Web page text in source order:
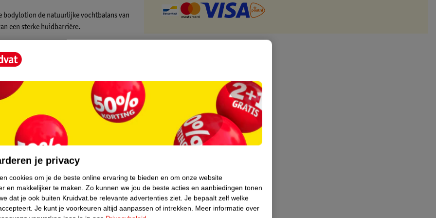
de natuurlijke vochtbalans van
een sterke huidbarrière.
zachter aanvoelde*. De Neutrogena
achter te laten, waardoor je je direct na
te verdragen en is zelfs geschikt
je privacy
cookies om je de beste online ervaring te bieden en om onze website
en makkelijker te maken. Zo kunnen we jou de beste acties en aanbiedingen tonen
dat je ook buiten Kruidvat.be relevante advertenties ziet. Je bepaalt zelf welke
Je kunt je voorkeuren altijd aanpassen of intrekken. Meer informatie over